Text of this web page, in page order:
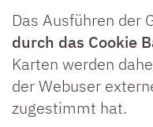
Das Ausführen der
durch das Cookie
Karten werden
der Webuser
zugestimmt hat.